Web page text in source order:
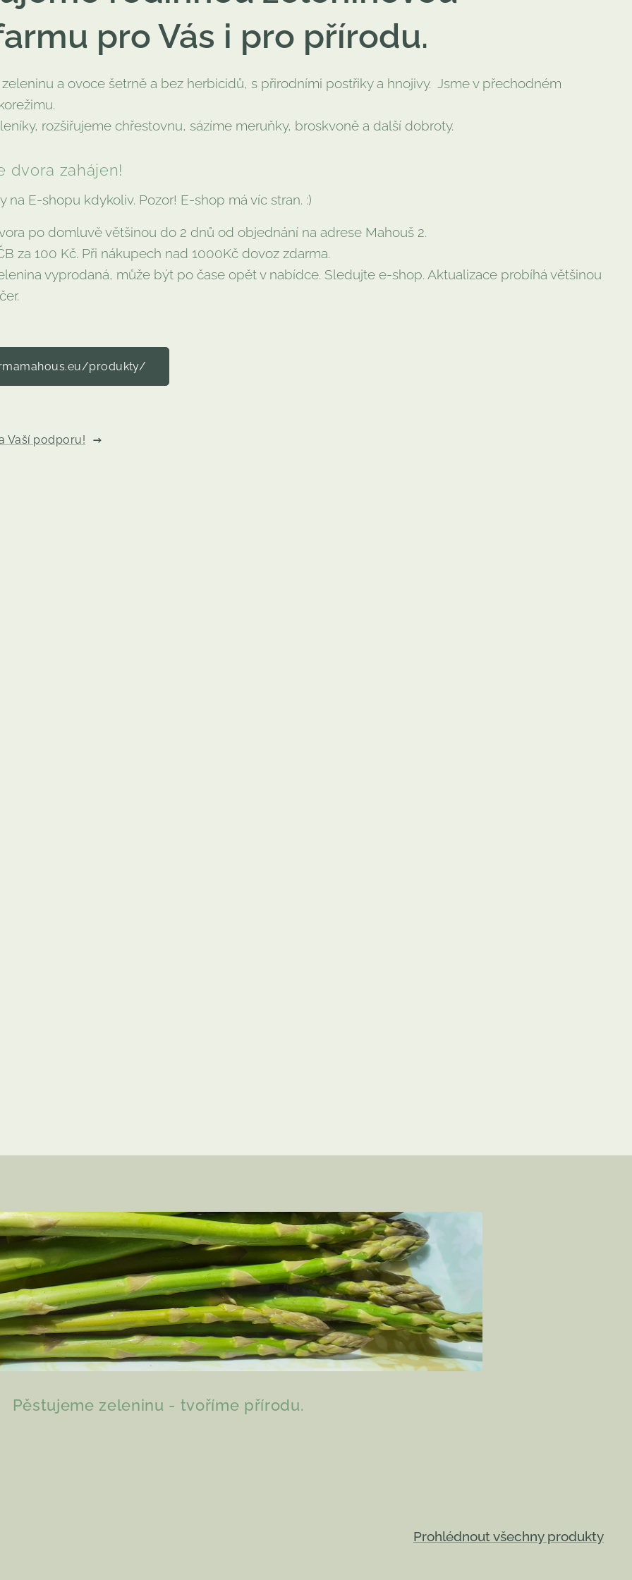
pro Vás i pro přírodu.
a ovoce šetrně a bez herbicidů, s přirodními postřiky a hnojivy. Jsme v přechodném
rozšiřujeme chřestovnu, sázíme meruňky, broskvoně a další dobroty.
dvora zahájen!
na E-shopu kdykoliv. Pozor! E-shop má víc stran. :)
po domluvě většinou do 2 dnů od objednání na adrese Mahouš 2.
za 100 Kč. Při nákupech nad 1000Kč dovoz zdarma.
vyprodaná, může být po čase opět v nabídce. Sledujte e-shop. Aktualizace probíhá většinou
produkty/
Vaší podporu!
Pěstujeme zeleninu - tvoříme přírodu.
Prohlédnout všechny produkty